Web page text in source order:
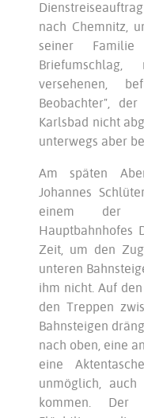
nach Chemnitz,
seiner
versehenen,
Beobachter",
Karlsbad nicht
unterwegs aber
Am späten
Johannes
einem der
Hauptbahnhofes
Zeit, um den
unteren
ihm nicht. Auf
den Treppen
Bahnsteigen
nach oben, eine
eine
unmöglich,
kommen.